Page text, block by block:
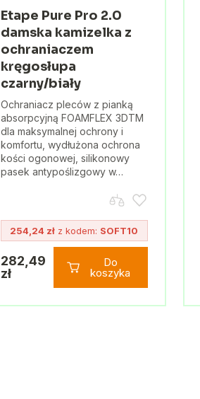
Etape Pure Pro 2.0
damska kamizelka z
ochraniaczem
kręgosłupa
czarny/biały
Ochraniacz pleców z pianką
absorpcyjną FOAMFLEX 3DTM
dla maksymalnej ochrony i
komfortu, wydłużona ochrona
kości ogonowej, silikonowy
pasek antypoślizgowy w…
254,24 zł z kodem: SOFT10
282,49
zł
Do
koszyka